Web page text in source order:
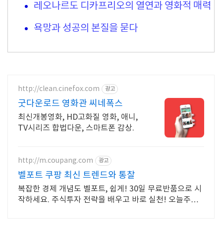
레오나르도 디카프리오의 열연과 영화적 매력
욕망과 성공의 본질을 묻다
http://clean.cinefox.com 광고
굿다운로드 영화관 씨네폭스
최신개봉영화, HD고화질 영화, 애니,
TV시리즈 합법다운, 스마트폰 감상.
http://m.coupang.com 광고
벨포트 쿠팡 최신 트렌드와 통찰
복잡한 경제 개념도 벨포트, 쉽게! 30일 무료반품으로 시
작하세요. 주식투자 전략을 배우고 바로 실천! 오늘주문